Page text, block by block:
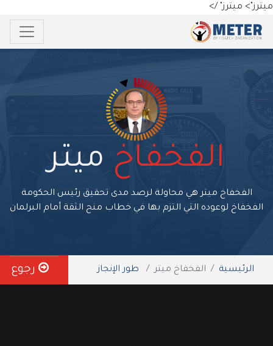
ميترز"> ميترز" />
الفخفاخ ميتر
الفخفاخ ميتر هي محاولة لرصد مدى تحقيق رئيس الحكومة
الفخفاخ لوعوده التي التزم بها في خطاب منح الثقة أمام البرلمان
الرئيسية الفخفاخ ميتر طور الإنجاز رجوع